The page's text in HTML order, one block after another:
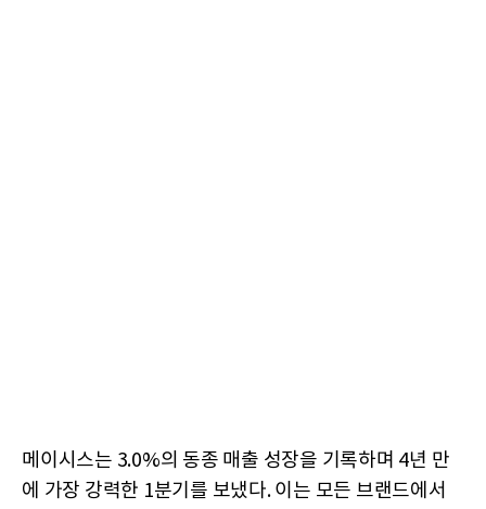
메이시스는 3.0%의 동종 매출 성장을 기록하며 4년 만
에 가장 강력한 1분기를 보냈다. 이는 모든 브랜드에서